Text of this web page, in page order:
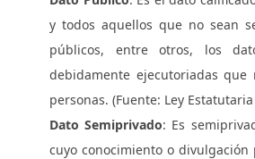
y todos aquellos que no sean
públicos, entre otros, los
debidamente ejecutoriadas
personas. (Fuente: Ley
Dato Semiprivado: Es
cuyo conocimiento o